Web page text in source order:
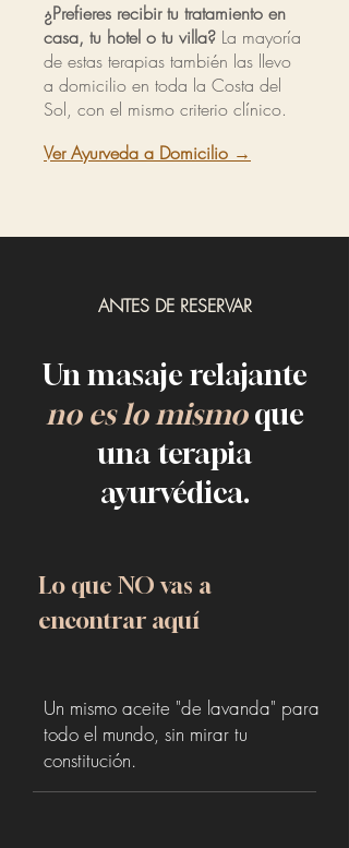
¿Prefieres recibir tu tratamiento en
casa, tu hotel o tu villa? La mayoría
de estas terapias también las llevo
a domicilio en toda la Costa del
Sol, con el mismo criterio clínico.
Ver Ayurveda a Domicilio →
ANTES DE RESERVAR
Un masaje relajante
no es lo mismoque
una terapia
ayurvédica.
Lo que NO vas a
encontrar aquí
Un mismo aceite "de lavanda" para
todo el mundo, sin mirar tu
constitución.